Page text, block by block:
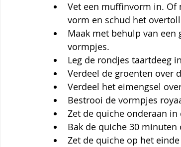
Vet een muffinvorm in. Of
vorm en schud het
Maak met behulp van
vormpjes.
Leg de rondjes taartdeeg
Verdeel de groenten over
Verdeel het eimengsel
Bestrooi de vormpjes
Zet de quiche onderaan
Bak de quiche 30 minuten
Zet de quiche op het